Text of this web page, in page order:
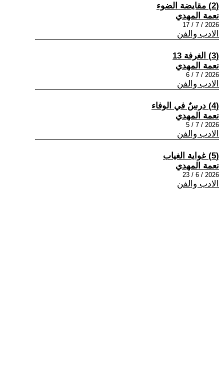
(2) مقايضة الضوء
نعمة المهدي
2026 / 7 / 17
الادب والفن
(3) الغرفة 13
نعمة المهدي
2026 / 7 / 6
الادب والفن
(4) درسٌ في الوفاء
نعمة المهدي
2026 / 7 / 5
الادب والفن
(5) غواية الغياب
نعمة المهدي
2026 / 6 / 23
الادب والفن